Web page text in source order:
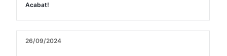
Acabat!
26/09/2024